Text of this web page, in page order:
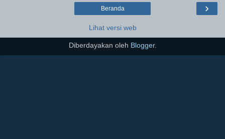
›
Beranda
Lihat versi web
Diberdayakan oleh Blogger.